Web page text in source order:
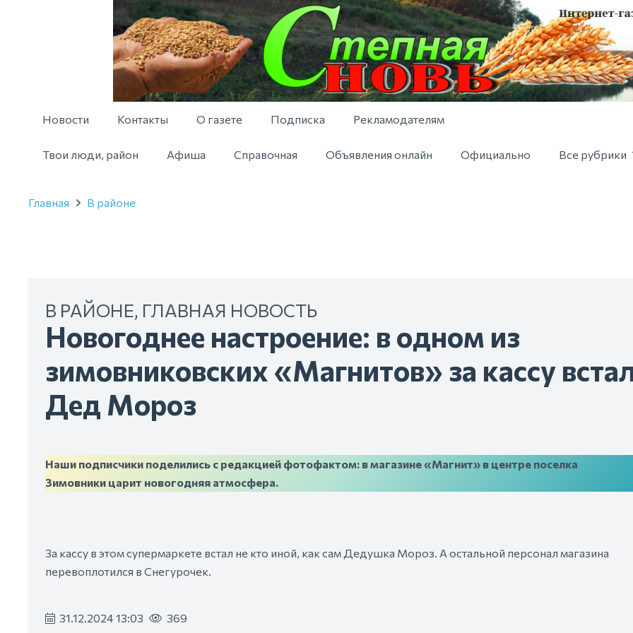
Новости Контакты О газете Подписка Рекламодателям
Твои люди, район Афиша Справочная Объявления онлайн Официально Все рубрики
Главная В районе
В РАЙОНЕ, ГЛАВНАЯ НОВОСТЬ
Новогоднее настроение: в одном из
зимовниковских «Магнитов» за кассу
Дед Мороз
Наши подписчики поделились с редакцией фотофактом: в магазине «Магнит» в центре поселка
Зимовники царит новогодняя атмосфера.
За кассу в этом супермаркете встал не кто иной, как сам Дедушка Мороз. А остальной персонал магазина
перевоплотился в Снегурочек.
31.12.2024 13:03 369